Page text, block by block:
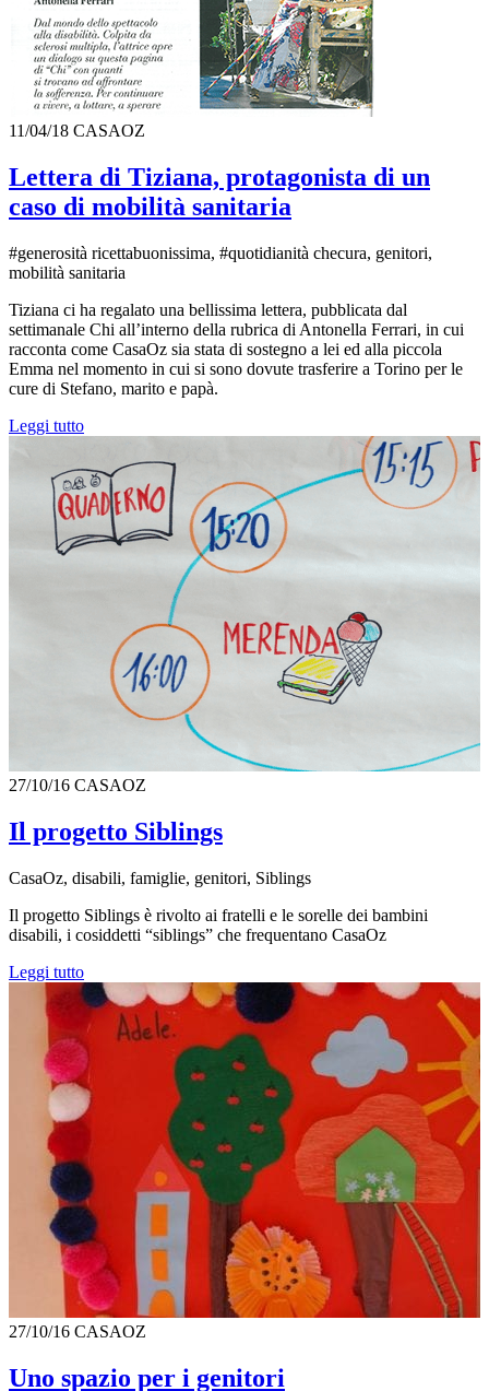
11/04/18 CASAOZ
Lettera di Tiziana, protagonista di un
caso di mobilità sanitaria
#generosità ricettabuonissima, #quotidianità checura, genitori,
mobilità sanitaria
Tiziana ci ha regalato una bellissima lettera, pubblicata dal
settimanale Chi all’interno della rubrica di Antonella Ferrari, in cui
racconta come CasaOz sia stata di sostegno a lei ed alla piccola
Emma nel momento in cui si sono dovute trasferire a Torino per le
cure di Stefano, marito e papà.
Leggi tutto
27/10/16 CASAOZ
Il progetto Siblings
CasaOz, disabili, famiglie, genitori, Siblings
Il progetto Siblings è rivolto ai fratelli e le sorelle dei bambini
disabili, i cosiddetti “siblings” che frequentano CasaOz
Leggi tutto
27/10/16 CASAOZ
Uno spazio per i genitori